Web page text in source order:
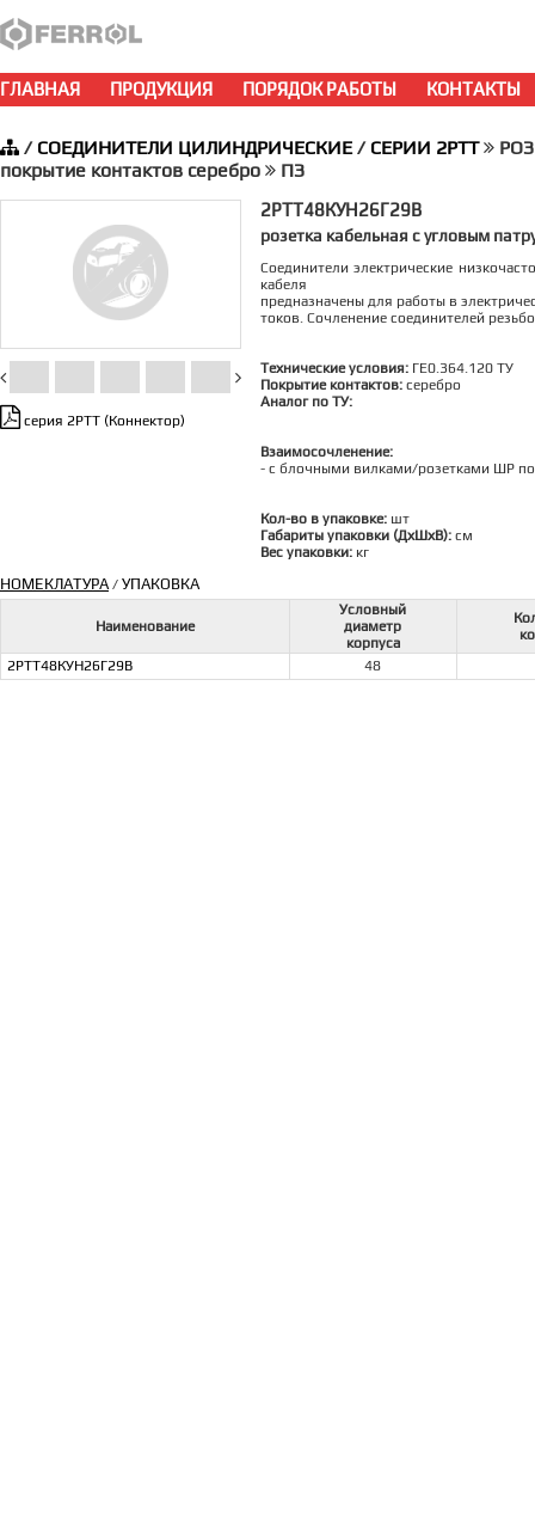
ГЛАВНАЯ ПРОДУКЦИЯ ПОРЯДОК РАБОТЫ КОНТАКТЫ
/ СОЕДИНИТЕЛИ ЦИЛИНДРИЧЕСКИЕ/ СЕРИИ 2РТТ
покрытие контактов серебро
ПЗ
серия 2РТТ (Коннектор)
2РТТ48КУН26Г29В
розетка кабельная с угловым
Соединители электрические
кабеля
предназначены для работы в
токов. Сочленение соединителей
Технические условия: ГЕ0.364.120 ТУ
Покрытие контактов: серебро
Аналог по ТУ:
Взаимосочленение:
- c блочными вилками/розетками ШР
Кол-во в упаковке: шт
Габариты упаковки (ДхШхВ): см
Вес упаковки: кг
НОМЕКЛАТУРА/ УПАКОВКА
Наименование
Условный
диаметр
корпуса
2РТТ48КУН26Г29В
48